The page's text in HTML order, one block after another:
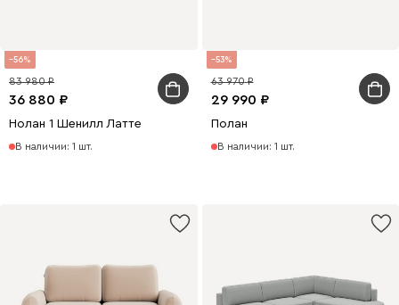
56
36 880
83 980
Нолан 1 Шенилл Латте
В наличии: 1 шт.
53
29 990
63 970
Полан
В наличии: 1 шт.